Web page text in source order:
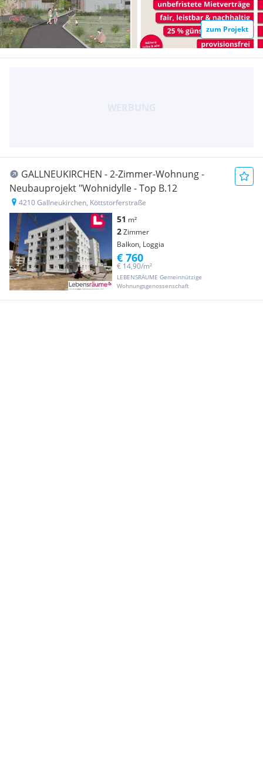
zum Projekt
GALLNEUKIRCHEN - 2-Zimmer-Wohnung -
Neubauprojekt "Wohnidylle - Top B.12
4210 Gallneukirchen, Köttstorferstraße
51 m²
2Zimmer
Balkon, Loggia
LEBENSRÄUME Gemeinnützige
Wohnungsgenossenschaft
€ 14,90/m²
€ 760